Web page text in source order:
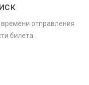
отправления
билета.